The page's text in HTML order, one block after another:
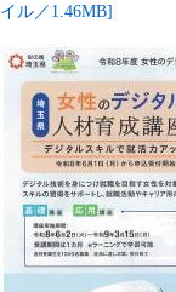
イル／1.46MB]